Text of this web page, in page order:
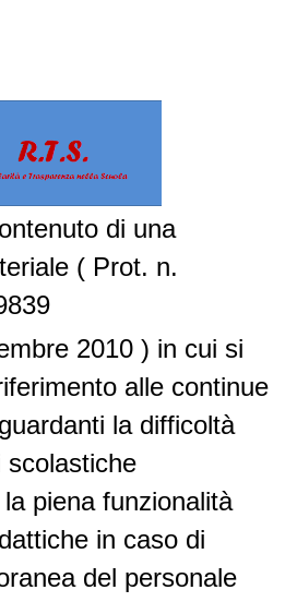
di una
( Prot. n.
2010 ) in cui si
alle continue
la difficoltà
scolastiche
piena funzionalità
in caso di
del personale